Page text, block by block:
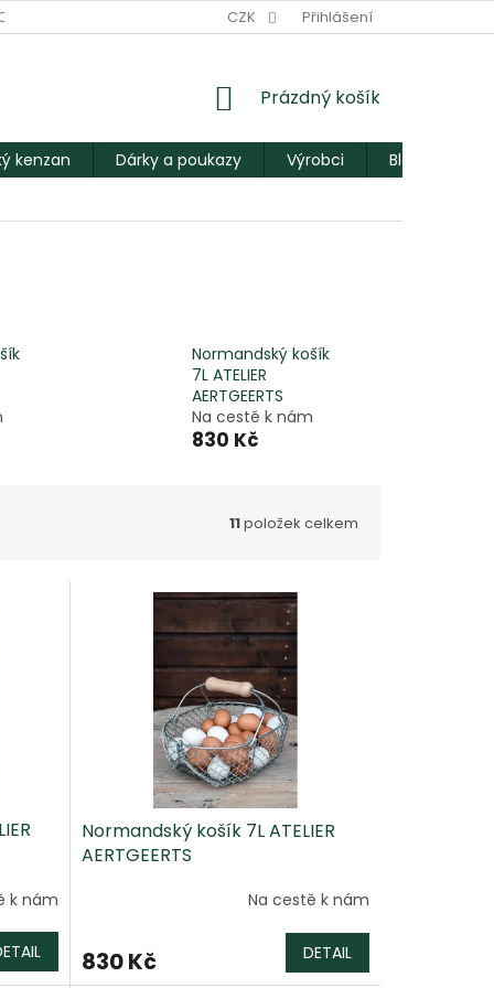
PODMÍNKY PODMÍNKY OCHRANY OSOBNÍCH ÚDAJŮ
CZK Přihlášení
NÁKUPNÍ
Prázdný košík
kenzan Dárky a poukazy Výrobci
Blog
Normandský košík
7L ATELIER
AERTGEERTS
Na cestě k nám
830 Kč
11položek celkem
k nám
Normandský košík 7L ATELIER
AERTGEERTS
je
Na cestě k nám
830 Kč DETAIL